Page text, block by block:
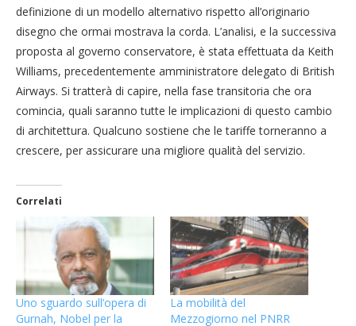
definizione di un modello alternativo rispetto all’originario
disegno che ormai mostrava la corda. L’analisi, e la successiva
proposta al governo conservatore, è stata effettuata da Keith
Williams, precedentemente amministratore delegato di British
Airways. Si tratterà di capire, nella fase transitoria che ora
comincia, quali saranno tutte le implicazioni di questo cambio
di architettura. Qualcuno sostiene che le tariffe torneranno a
crescere, per assicurare una migliore qualità del servizio.
Correlati
Uno sguardo sull’opera di
Gurnah, Nobel per la
La mobilità del
Mezzogiorno nel PNRR